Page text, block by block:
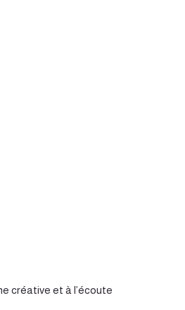
créative et à l’écoute